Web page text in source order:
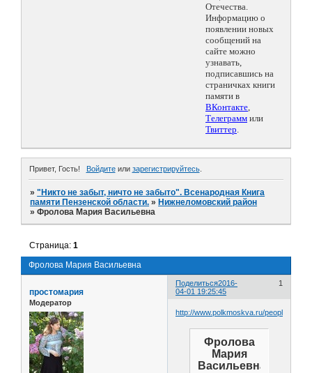
Отечества.
Информацию о
появлении новых
сообщений на
сайте можно
узнавать,
подписавшись на
страничках книги
памяти в
ВКонтакте,
Телеграмм или
Твиттер.
Привет, Гость! Войдитеили зарегистрируйтесь.
»"Никто не забыт, ничто не забыто". Всенародная Книга
памяти Пензенской области. » Нижнеломовский район
»Фролова Мария Васильевна
Фролова Мария Васильевна
Страница:1
Поделиться 1
2016-
04-01 19:25:45
простомария
Модератор
http://www.polkmoskva.ru/people/
Фролова
Мария
Васильевна